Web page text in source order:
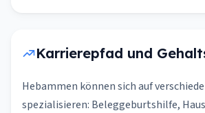
Karrierepfad und
Hebammen können sich auf
spezialisieren: Beleggeburtshilfe,